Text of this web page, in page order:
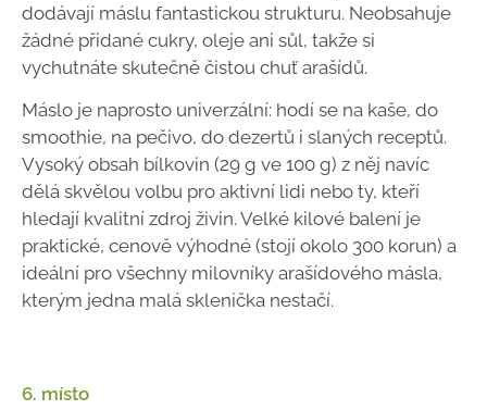
dodávají máslu fantastickou strukturu. Neobsahuje
žádné přidané cukry, oleje ani sůl, takže si
vychutnáte skutečně čistou chuť arašídů.
Máslo je naprosto univerzální: hodí se na kaše, do
smoothie, na pečivo, do dezertů i slaných receptů.
Vysoký obsah bílkovin (29 g ve 100 g) z něj navíc
dělá skvělou volbu pro aktivní lidi nebo ty, kteří
hledají kvalitní zdroj živin. Velké kilové balení je
praktické, cenově výhodné (stojí okolo 300 korun) a
ideální pro všechny milovníky arašídového másla,
kterým jedna malá sklenička nestačí.
6. místo